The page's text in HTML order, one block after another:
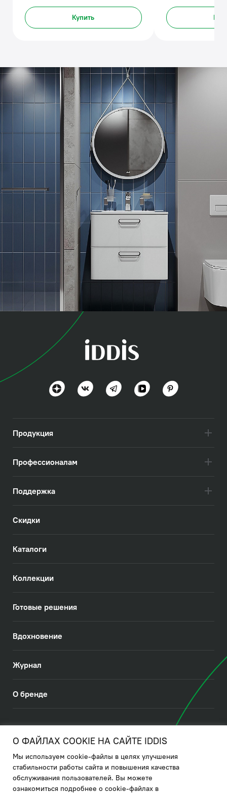
Купить
Оптима Хоум (Optima
Польза и функциональность
Продукция
Профессионалам
Поддержка
Скидки
Каталоги
Коллекции
Готовые решения
Вдохновение
Журнал
О бренде
Политика в отношении использования файлов cookies
Политика обработки ПДн
О ФАЙЛАХ COOKIE НА САЙТЕ IDDIS
Мы используем cookie-файлы в целях улучшения
стабильности работы сайта и повышения качества
обслуживания пользователей. Вы можете
ознакомиться подробнее о cookie-файлах в